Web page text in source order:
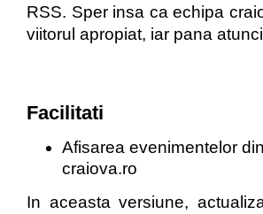
RSS. Sper insa ca echipa
viitorul apropiat, iar pana
Facilitati
Afisarea evenimentelor
craiova.ro
In aceasta versiune,